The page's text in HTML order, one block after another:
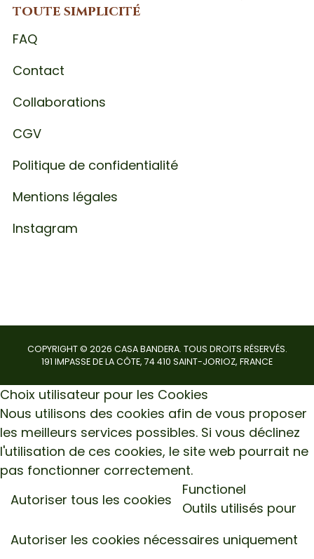
toute simplicité
FAQ
Contact
Collaborations
CGV
Politique de confidentialité
Mentions légales
Instagram
COPYRIGHT © 2026 CASA BANDERA. TOUS DROITS RÉSERVÉS.
191 IMPASSE DE LA CÔTE, 74 410 SAINT-JORIOZ, FRANCE
Choix utilisateur pour les Cookies
Nous utilisons des cookies afin de vous proposer
les meilleurs services possibles. Si vous déclinez
l'utilisation de ces cookies, le site web pourrait ne
pas fonctionner correctement.
Autoriser tous les cookies
Autoriser les cookies nécessaires uniquement
Functionel
Outils utilisés pour